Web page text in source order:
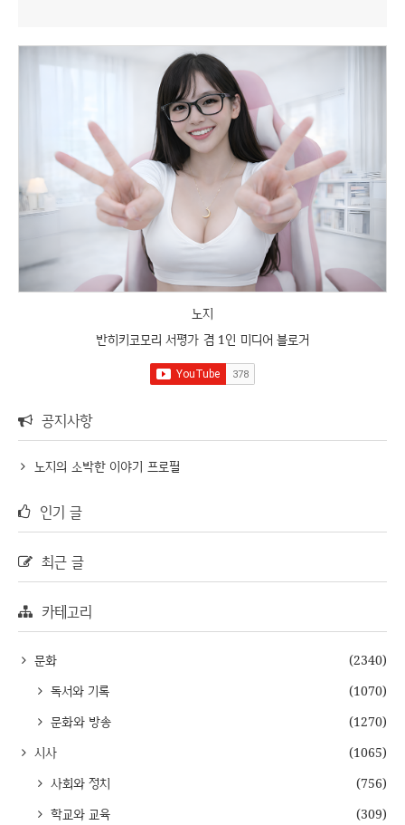
노지
반히키코모리 서평가 겸 1인 미디어 블로거
공지사항
노지의 소박한 이야기 프로필
인기 글
최근 글
카테고리
문화
(2340)
독서와 기록
(1070)
문화와 방송
(1270)
시사
(1065)
사회와 정치
(756)
학교와 교육
(309)